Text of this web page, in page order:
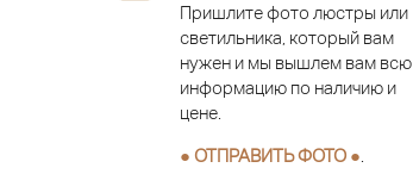
Пришлите фото люстры или
светильника, который вам
нужен и мы вышлем вам всю
информацию по наличию и
цене.
● ОТПРАВИТЬ ФОТО ●